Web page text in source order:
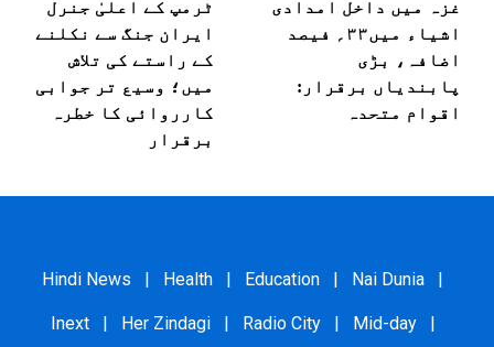
غزہ میں داخل امدادی
اشیاء میں۳۳؍ فیصد
اضافہ، بڑی
پابندیاں برقرار:
اقوام متحدہ
ٹرمپ کے اعلیٰ جنرل
ایران جنگ سے نکلنے
کے راستے کی تلاش
میں؛ وسیع تر جوابی
کارروائی کا خطرہ
برقرار
Hindi News | Health | Education | Nai Dunia |
Inext | Her Zindagi | Radio City | Mid-day |